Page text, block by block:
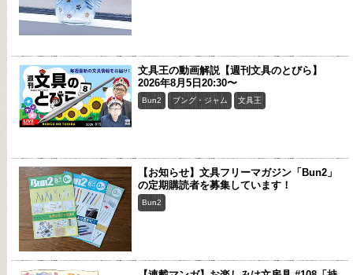
文具王の動画解説【週刊文具のとびら】
2026年8月5日20:30〜
Bun2 ブング・ジャム 文具王
【お知らせ】文具フリーマガジン「Bun2」
の定期購読者を募集しています！
Bun2